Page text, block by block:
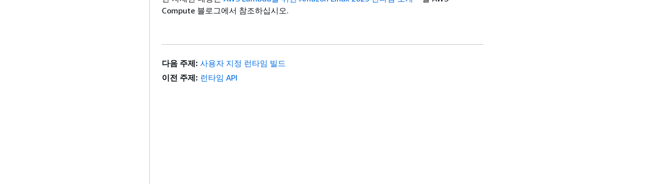
Compute 블로그에서 참조하십시오.
다음 주제: 사용자 지정 런타임 빌드
이전 주제: 런타임 API